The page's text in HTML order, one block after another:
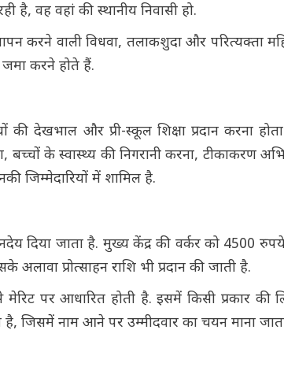
है, वह वहां की स्थानीय निवासी हो.
करने वाली विधवा, तलाकशुदा और परित्यक्ता
करने होते हैं.
देखभाल और प्री-स्कूल शिक्षा प्रदान करना
के स्वास्थ्य की निगरानी करना, टीकाकरण
जिम्मेदारियों में शामिल है.
दिया जाता है. मुख्य केंद्र की वर्कर को 4500
प्रोत्साहन राशि भी प्रदान की जाती है.
पर आधारित होती है. इसमें किसी प्रकार की
जिसमें नाम आने पर उम्मीदवार का चयन माना